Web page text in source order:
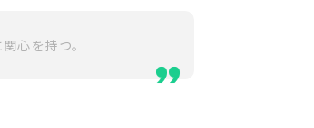
心を持つ。